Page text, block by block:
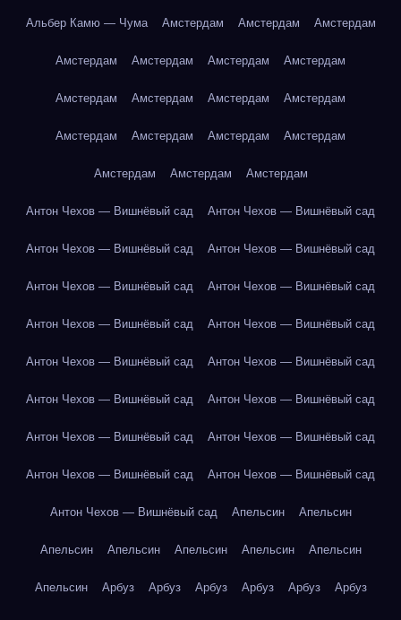
Альбер Камю — Чума Амстердам Амстердам Амстердам
Амстердам Амстердам Амстердам Амстердам
Амстердам Амстердам Амстердам Амстердам
Амстердам Амстердам Амстердам Амстердам
Амстердам Амстердам Амстердам
Антон Чехов — Вишнёвый сад Антон Чехов — Вишнёвый сад
Антон Чехов — Вишнёвый сад Антон Чехов — Вишнёвый сад
Антон Чехов — Вишнёвый сад Антон Чехов — Вишнёвый сад
Антон Чехов — Вишнёвый сад Антон Чехов — Вишнёвый сад
Антон Чехов — Вишнёвый сад Антон Чехов — Вишнёвый сад
Антон Чехов — Вишнёвый сад Антон Чехов — Вишнёвый сад
Антон Чехов — Вишнёвый сад Антон Чехов — Вишнёвый сад
Антон Чехов — Вишнёвый сад Антон Чехов — Вишнёвый сад
Антон Чехов — Вишнёвый сад Апельсин Апельсин
Апельсин Апельсин Апельсин Апельсин Апельсин
Апельсин Арбуз Арбуз Арбуз Арбуз Арбуз Арбуз